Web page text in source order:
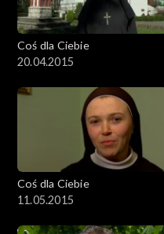
Coś dla Ciebie
20.04.2015
Coś dla Ciebie
11.05.2015